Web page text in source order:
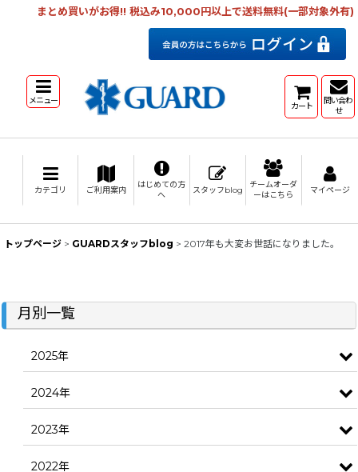
まとめ買いがお得!! 税込み10,000円以上で送料無料(一部対象外有)
メニュー カート
問い合わ
せ
カテゴリ ご利用案内
はじめての方
へ
スタッフblog
チームオーダ
ーはこちら
マイページ
トップページ > GUARDスタッフblog > 2017年も大変お世話になりました。
月別一覧
2025年
2024年
2023年
2022年